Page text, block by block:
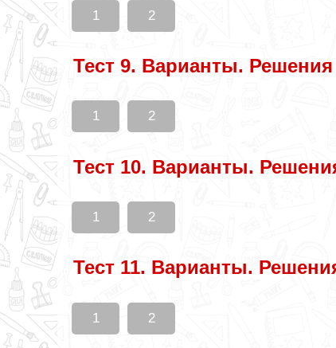
1 2
Тест 9. Варианты.
1 2
Тест 10. Варианты.
1 2
Тест 11. Варианты.
1 2